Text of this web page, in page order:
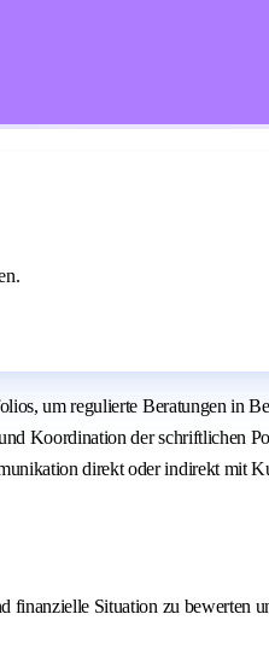
um regulierte Beratungen in
Koordination der schriftlichen
direkt oder indirekt mit
Situation zu bewerten